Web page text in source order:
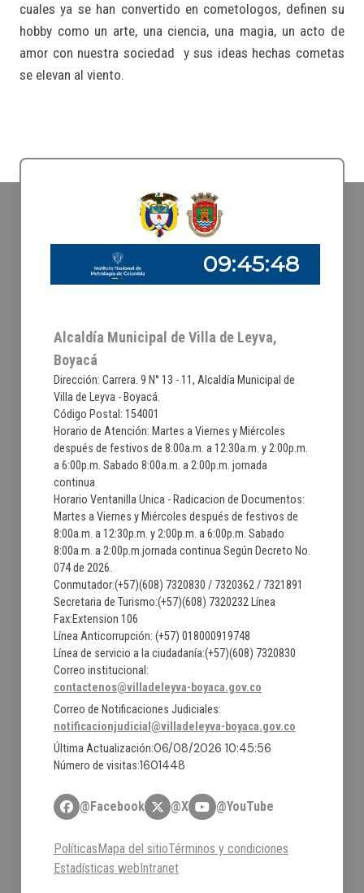
cuales ya se han convertido en cometologos, definen su
hobby como un arte, una ciencia, una magia, un acto de
amor con nuestra sociedad y sus ideas hechas cometas
se elevan al viento.
Alcaldía Municipal de Villa de Leyva,
Boyacá
Dirección: Carrera. 9 N° 13 - 11, Alcaldía Municipal de
Villa de Leyva - Boyacá.
Código Postal: 154001
Horario de Atención: Martes a Viernes y Miércoles
después de festivos de 8:00a.m. a 12:30a.m. y 2:00p.m.
a 6:00p.m. Sabado 8:00a.m. a 2:00p.m. jornada
continua
Horario Ventanilla Unica - Radicacion de Documentos:
Martes a Viernes y Miércoles después de festivos de
8:00a.m. a 12:30p.m. y 2:00p.m. a 6:00p.m. Sabado
8:00a.m. a 2:00p.m.jornada continua Según Decreto No.
074 de 2026.
Conmutador:(+57)(608) 7320830 / 7320362 / 7321891
Secretaria de Turismo:(+57)(608) 7320232 Línea
Fax:Extension 106
Línea Anticorrupción: (+57) 018000919748
Línea de servicio a la ciudadanía:(+57)(608) 7320830
Correo institucional:
contactenos@villadeleyva-boyaca.gov.co
Correo de Notificaciones Judiciales:
notificacionjudicial@villadeleyva-boyaca.gov.co
Última Actualización:06/08/2026 10:45:56
Número de visitas:1601448
@Facebook @X @YouTube
PolíticasMapa del sitioTérminos y condiciones
Estadísticas webIntranet